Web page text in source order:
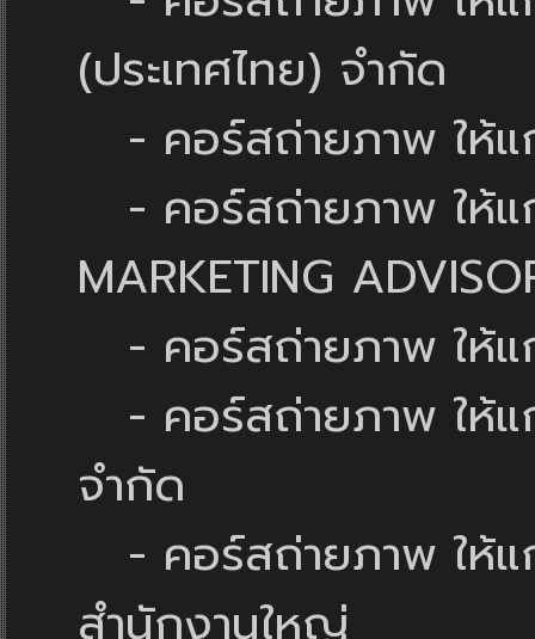
(ประเทศไทย) จำกัด
- คอร์สถ่ายภาพ ให้
- คอร์สถ่ายภาพ ให้แ
MARKETING
- คอร์สถ่ายภาพ ให้
- คอร์สถ่ายภาพ ให้แ
จำกัด
- คอร์สถ่ายภาพ ให้แ
สำนักงานใหญ่